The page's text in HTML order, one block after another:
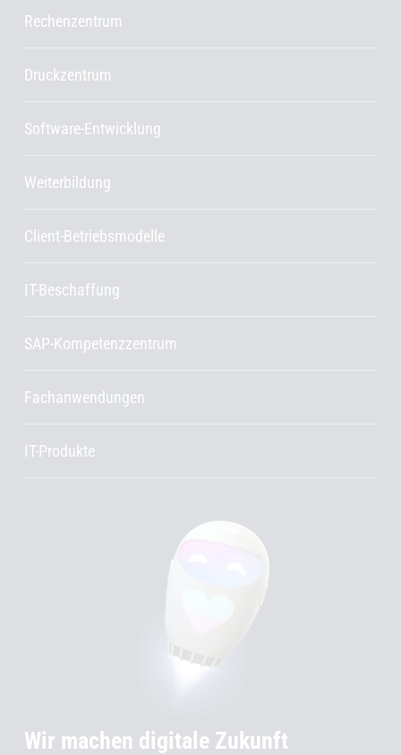
Rechenzentrum
Druckzentrum
Software-Entwicklung
Weiterbildung
Client-Betriebsmodelle
IT-Beschaffung
SAP-Kompetenzzentrum
Fachanwendungen
IT-Produkte
Wir machen digitale Zukunft